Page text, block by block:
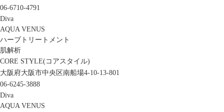
06-6710-4791
Diva
AQUA VENUS
ハーブトリートメント
肌解析
CORE STYLE(コアスタイル)
大阪府大阪市中央区南船場4-10-13-801
06-6245-3888
Diva
AQUA VENUS